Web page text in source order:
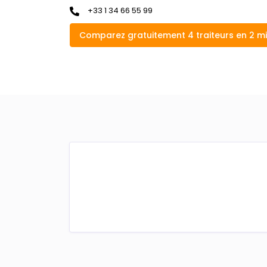
+33 1 34 66 55 99
Comparez gratuitement 4 traiteurs en 2